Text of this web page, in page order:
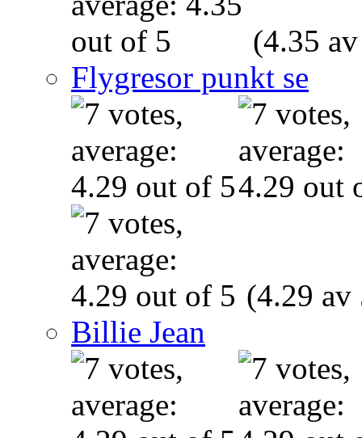
(4.35
Flygresor punkt se
(4.29 av
Billie Jean